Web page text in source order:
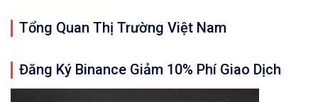
Tổng Quan Thị Trường Việt Nam
Đăng Ký Binance Giảm 10% Phí Giao Dịch